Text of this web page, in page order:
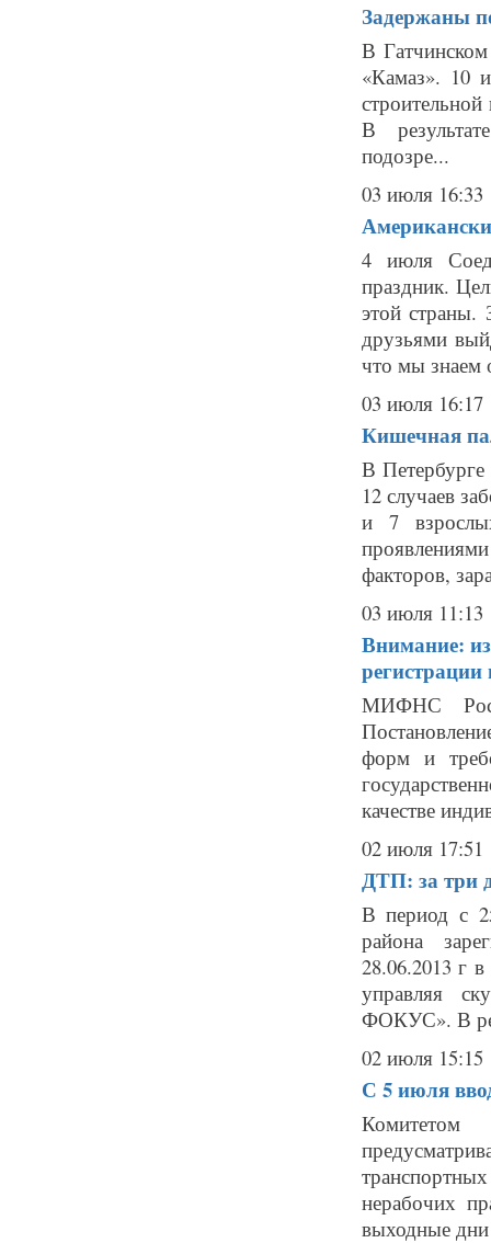
Задержаны
В
«Камаз». 10
В
подозре...
03 июля 16:33
4 июля
праздник.
этой страны.
друзьями
что мы знаем
03 июля 16:17
Кишечная
В
12 случаев
и 7
факторов,
03 июля 11:13
Внимание:
МИФНС
форм и
качестве
02 июля 17:51
ДТП: за три
В период с
района
28.06.2013 г
управляя
ФОКУС». В
02 июля 15:15
С 5 июля
нерабочих
выходные дни